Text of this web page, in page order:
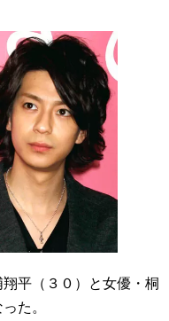
平（３０）と女優・桐
た。